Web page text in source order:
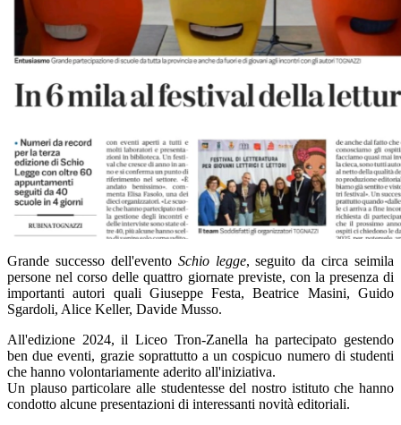
Grande successo dell'evento Schio legge, seguito da circa seimila
persone nel corso delle quattro giornate previste, con la presenza di
importanti autori quali Giuseppe Festa, Beatrice Masini, Guido
Sgardoli, Alice Keller, Davide Musso.
All'edizione 2024, il Liceo Tron-Zanella ha partecipato gestendo
ben due eventi, grazie soprattutto a un cospicuo numero di studenti
che hanno volontariamente aderito all'iniziativa.
Un plauso particolare alle studentesse del nostro istituto che hanno
condotto alcune presentazioni di interessanti novità editoriali.